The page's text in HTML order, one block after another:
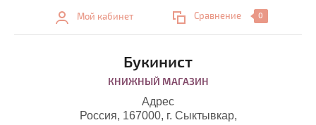
Мой кабинет Сравнение 0
Букинист
КНИЖНЫЙ МАГАЗИН
Адрес
Россия, 167000, г. Сыктывкар,